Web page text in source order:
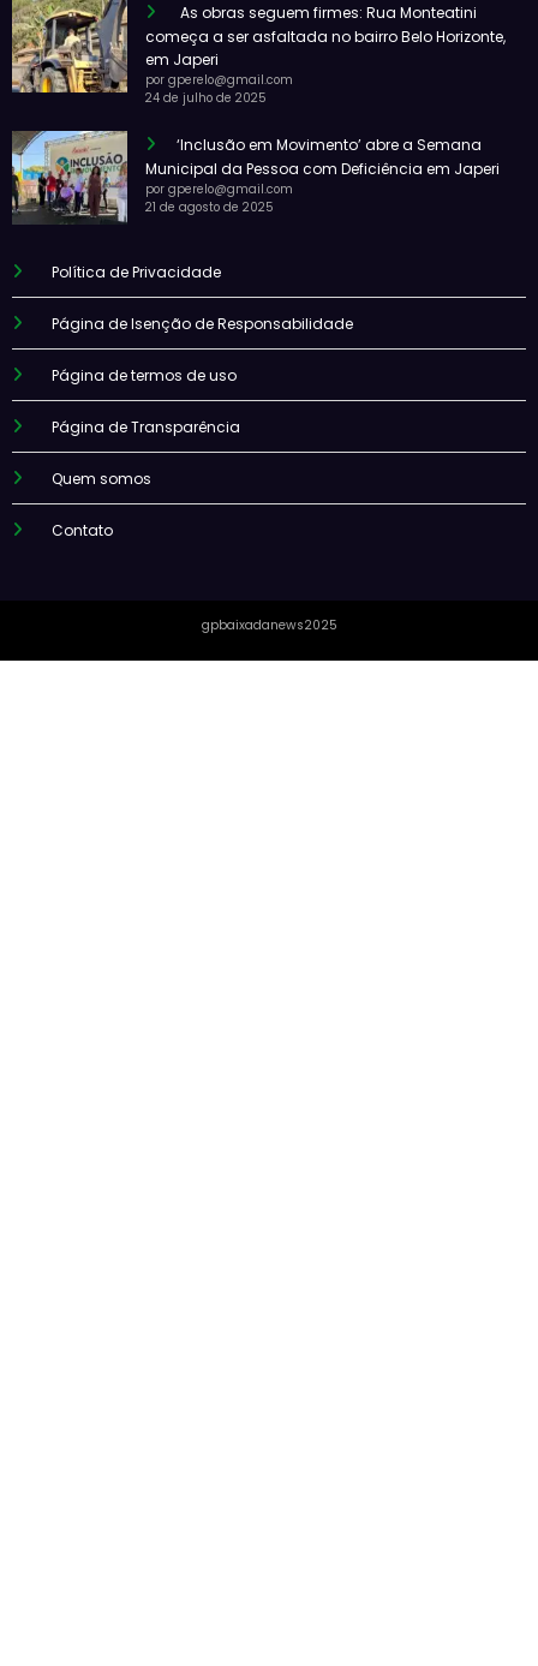
As obras seguem firmes: Rua Monteatini
começa a ser asfaltada no bairro Belo Horizonte,
em Japeri
por gperelo@gmail.com
24 de julho de 2025
‘Inclusão em Movimento’ abre a Semana
Municipal da Pessoa com Deficiência em Japeri
por gperelo@gmail.com
21 de agosto de 2025
Política de Privacidade
Página de Isenção de Responsabilidade
Página de termos de uso
Página de Transparência
Quem somos
Contato
gpbaixadanews2025